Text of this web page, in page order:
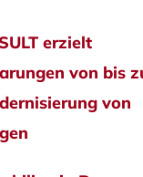
erzielt
von bis
von